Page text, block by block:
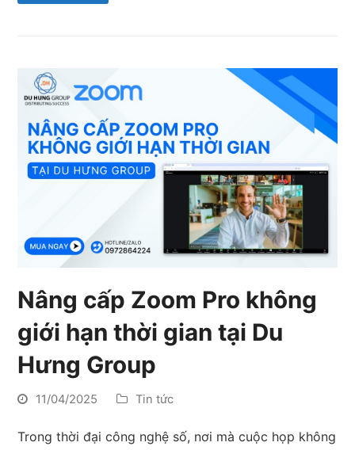
Nâng cấp Zoom Pro không
giới hạn thời gian tại Du
Hưng Group
11/04/2025 Tin tức
Trong thời đại công nghệ số, nơi mà cuộc họp không